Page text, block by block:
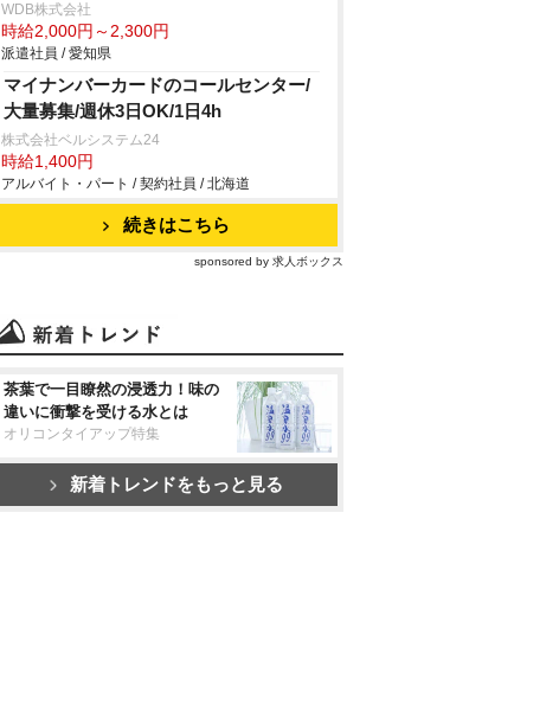
WDB株式会社
時給2,000円～2,300円
派遣社員 / 愛知県
マイナンバーカードのコールセンター/
大量募集/週休3日OK/1日4h
株式会社ベルシステム24
時給1,400円
アルバイト・パート / 契約社員 / 北海道
続きはこちら
sponsored by 求人ボックス
茶葉で一目瞭然の浸透力！味の
違いに衝撃を受ける水とは
オリコンタイアップ特集
新着トレンドをもっと見る